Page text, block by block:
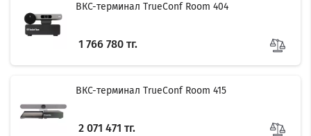
ВКС-терминал TrueConf Room 404
1 766 780 тг.
ВКС-терминал TrueConf Room 415
2 071 471 тг.